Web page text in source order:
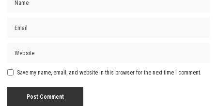
Save my name, email, and website in this browser for the next time I comment.